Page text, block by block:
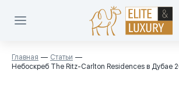
Главная
Статьи
Небоскреб The Ritz-Carlton Residences в Дубае